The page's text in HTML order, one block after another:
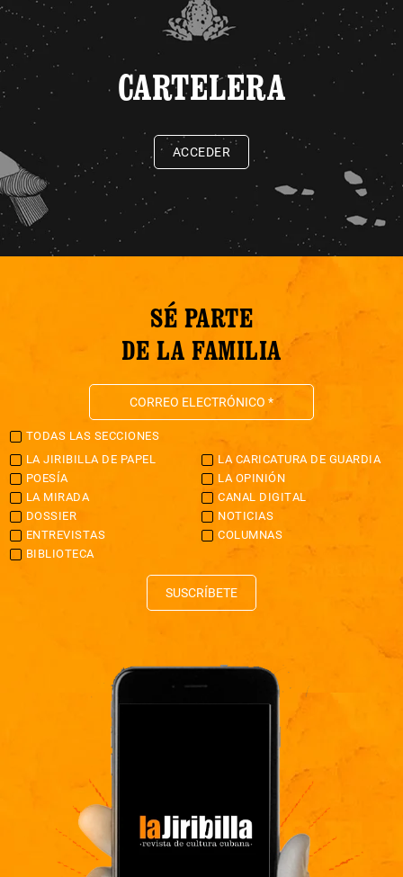
CARTELERA
ACCEDER
SÉ PARTE
DE LA FAMILIA
TODAS LAS SECCIONES
LA JIRIBILLA DE PAPEL
LA CARICATURA DE GUARDIA
POESÍA
LA OPINIÓN
LA MIRADA
CANAL DIGITAL
DOSSIER
NOTICIAS
ENTREVISTAS
COLUMNAS
BIBLIOTECA
SUSCRÍBETE